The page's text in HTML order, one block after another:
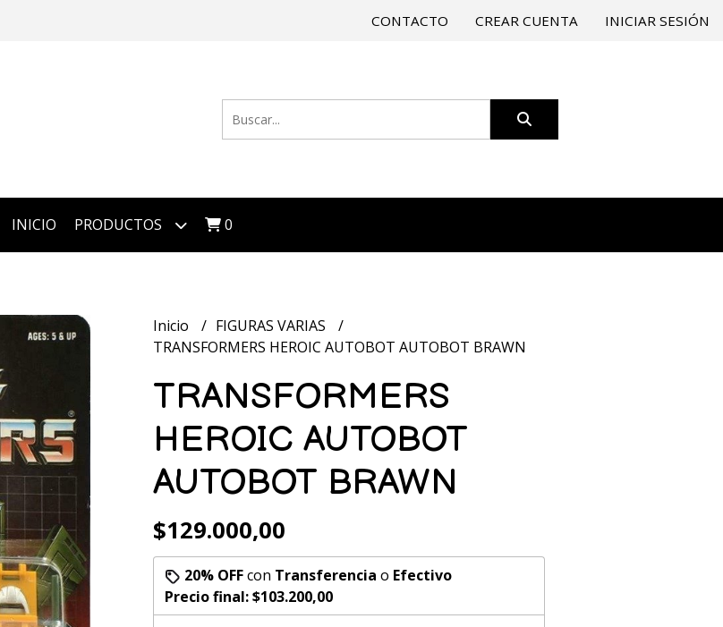
CONTACTO CREAR CUENTA INICIAR SESIÓN
INICIO PRODUCTOS 0
Inicio
FIGURAS VARIAS
TRANSFORMERS HEROIC AUTOBOT AUTOBOT BRAWN
TRANSFORMERS
HEROIC AUTOBOT
AUTOBOT BRAWN
$129.000,00
20% OFFcon Transferencia o Efectivo
Precio final:$103.200,00